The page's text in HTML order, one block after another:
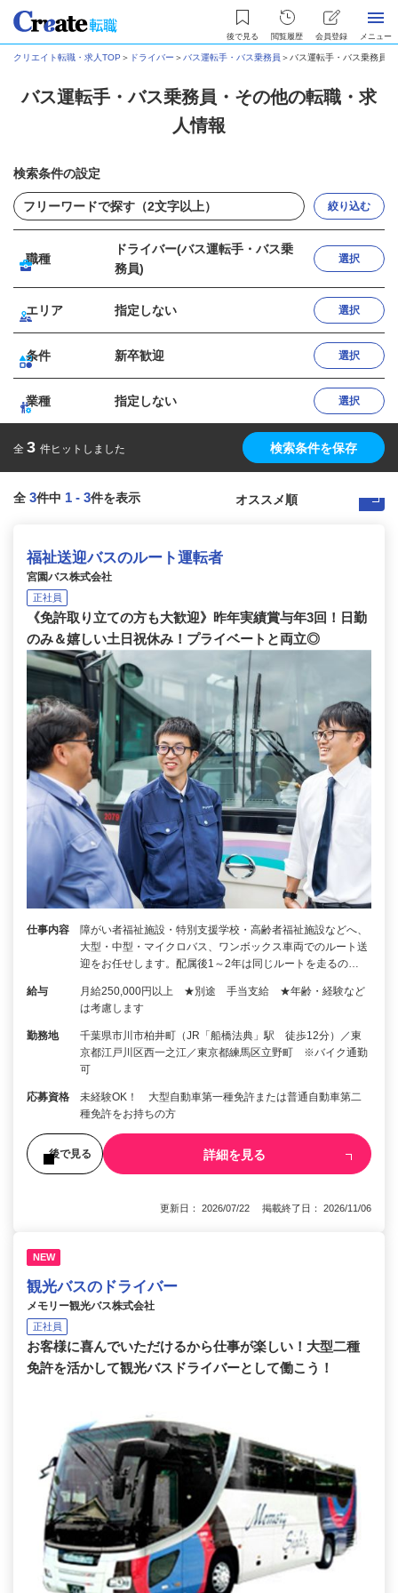
後で見る 閲覧履歴 会員登録 メニュー
クリエイト転職・求人TOP ＞ ドライバー ＞ バス運転手・バス乗務員 ＞ バス運転手・バス乗務員
バス運転手・バス乗務員・その他の転職・求
人情報
検索条件の設定
絞り込む
職種
ドライバー(バス運転手・バス乗
務員)
選択
エリア 指定しない 選択
条件 新卒歓迎 選択
業種 指定しない 選択
全 3 件ヒットしました 検索条件を保存
全 3件中 1 - 3件を表示
福祉送迎バスのルート運転者
宮園バス株式会社
正社員
《免許取り立ての方も大歓迎》昨年実績賞与年3回！日勤
のみ＆嬉しい土日祝休み！プライベートと両立◎
仕事内容
障がい者福祉施設・特別支援学校・高齢者福祉施設などへ、
大型・中型・マイクロバス、ワンボックス車両でのルート送
迎をお任せします。配属後1～2年は同じルートを走るの…
給与
月給250,000円以上 ★別途 手当支給 ★年齢・経験など
は考慮します
勤務地
千葉県市川市柏井町（JR「船橋法典」駅 徒歩12分）／東
京都江戸川区西一之江／東京都練馬区立野町 ※バイク通勤
可
応募資格
未経験OK！ 大型自動車第一種免許または普通自動車第二
種免許をお持ちの方
後で見る 詳細を見る
更新日： 2026/07/22 掲載終了日： 2026/11/06
NEW
観光バスのドライバー
メモリー観光バス株式会社
正社員
お客様に喜んでいただけるから仕事が楽しい！大型二種
免許を活かして観光バスドライバーとして働こう！